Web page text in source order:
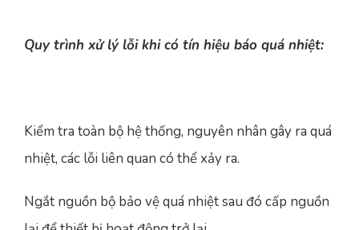
Quy trình xử lý lỗi khi có tín hiệu báo quá nhiệt:
Kiểm tra toàn bộ hệ thống, nguyên nhân gây ra quá
nhiệt, các lỗi liên quan có thể xảy ra.
Ngắt nguồn bộ bảo vệ quá nhiệt sau đó cấp nguồn